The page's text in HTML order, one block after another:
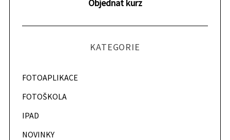
Objednat kurz
KATEGORIE
FOTOAPLIKACE
FOTOŠKOLA
IPAD
NOVINKY
: